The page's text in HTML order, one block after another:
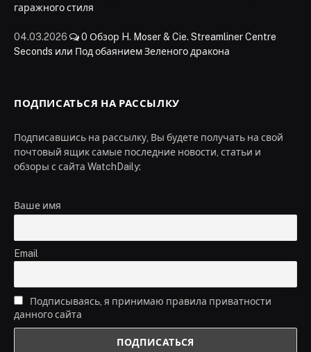
гаражного стиля
04.03.2026 0 Обзор H. Moser & Cie. Streamliner Centre
Seconds или Под обаянием Зеленого дракона
ПОДПИСАТЬСЯ НА РАССЫЛКУ
Подписавшись на рассылку, Вы будете получать на свой
почтовый ящик самые последние новости, статьи и
обзоры с сайта WatchDaily:
Ваше имя
Email
Подписываясь, я принимаю правила приватности
данного сайта